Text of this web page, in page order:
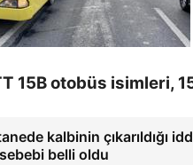
15B otobüs isimleri,
kalbinin çıkarıldığı
belli oldu